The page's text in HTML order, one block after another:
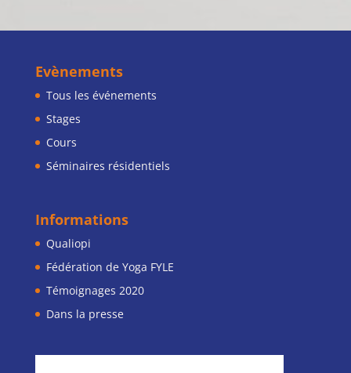
Evènements
Tous les événements
Stages
Cours
Séminaires résidentiels
Informations
Qualiopi
Fédération de Yoga FYLE
Témoignages 2020
Dans la presse